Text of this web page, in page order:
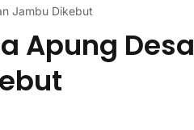
Jambu Dikebut
Apung Desa